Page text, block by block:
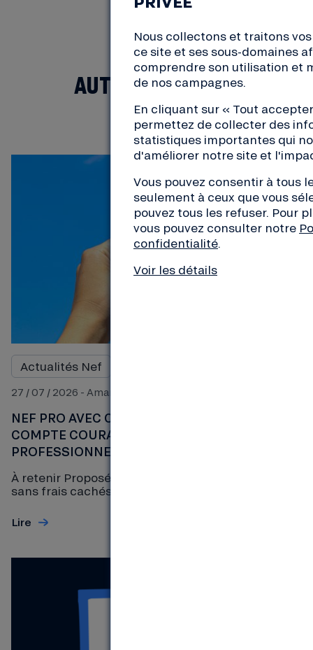
AUTRES ARTICLES
Actualités Nef
27 / 07 / 2026 - Amandine
NEF PRO AVEC CARTE BANCAIRE : ENFIN UN
COMPTE COURANT POUR LES
PROFESSIONNELS ENGAGÉS
À retenir Proposée à 35 € par mois, tout compris et
sans frais cachés, la nouvelle offre Nef Pro est...
Lire
Nous collectons et traitons
ce site et ses sous-domaines
comprendre son utilisation et
de nos campagnes.
En cliquant sur « Tout
permettez de collecter des
statistiques importantes qui
d'améliorer notre site et
Vous pouvez consentir à tous
seulement à ceux que vous
pouvez tous les refuser. Pour
vous pouvez consulter notre
confidentialité.
Voir les détails